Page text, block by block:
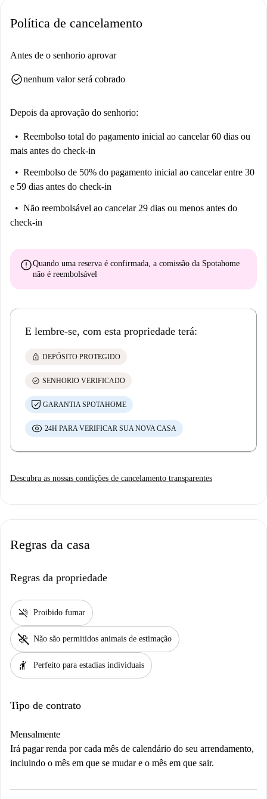
Política de cancelamento
Antes de o senhorio aprovar
check_circlenenhum valor será cobrado
Depois da aprovação do senhorio:
Reembolso total do pagamento inicial ao cancelar 60 dias ou
mais antes do check-in
Reembolso de 50% do pagamento inicial ao cancelar entre 30
e 59 dias antes do check-in
Não reembolsável ao cancelar 29 dias ou menos antes do
check-in
errorQuando uma reserva é confirmada, a comissão da Spotahome
não é reembolsável
E lembre-se, com esta propriedade terá:
lock DEPÓSITO PROTEGIDO
check_circle SENHORIO VERIFICADO
GARANTIA SPOTAHOME
24H PARA VERIFICAR SUA NOVA CASA
Descubra as nossas condições de cancelamento transparentes
Regras da casa
Regras da propriedade
smoke_free Proibido fumar
pet_supplies Não são permitidos animais de estimação
hail Perfeito para estadias individuais
Tipo de contrato
Mensalmente
Irá pagar renda por cada mês de calendário do seu arrendamento,
incluindo o mês em que se mudar e o mês em que sair.